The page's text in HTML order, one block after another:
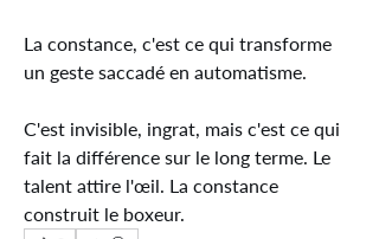
La constance, c'est ce qui transforme
un geste saccadé en automatisme.
C'est invisible, ingrat, mais c'est ce qui
fait la différence sur le long terme. Le
talent attire l'œil. La constance
construit le boxeur.